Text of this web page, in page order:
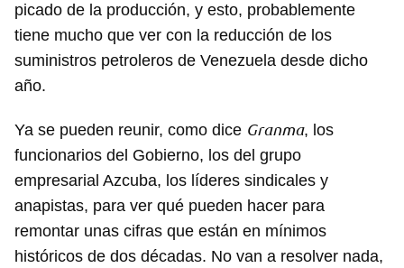
picado de la producción, y esto, probablemente
tiene mucho que ver con la reducción de los
suministros petroleros de Venezuela desde dicho
año.
Ya se pueden reunir, como dice Granma, los
funcionarios del Gobierno, los del grupo
empresarial Azcuba, los líderes sindicales y
anapistas, para ver qué pueden hacer para
remontar unas cifras que están en mínimos
históricos de dos décadas. No van a resolver nada,